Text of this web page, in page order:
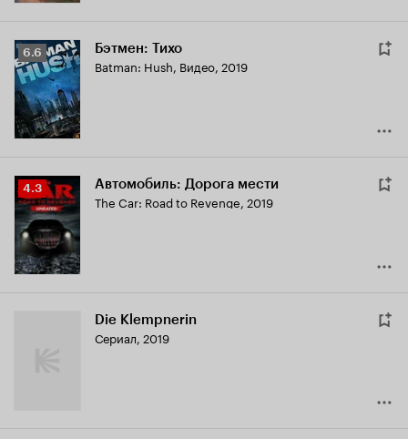
Рейтинг
Кинопоиска
6.6
6.6 Бэтмен: Тихо
Batman: Hush, Видео, 2019
Рейтинг
Кинопоиска
4.3
4.3 Автомобиль: Дорога мести
The Car: Road to Revenge, 2019
Die Klempnerin
Сериал, 2019